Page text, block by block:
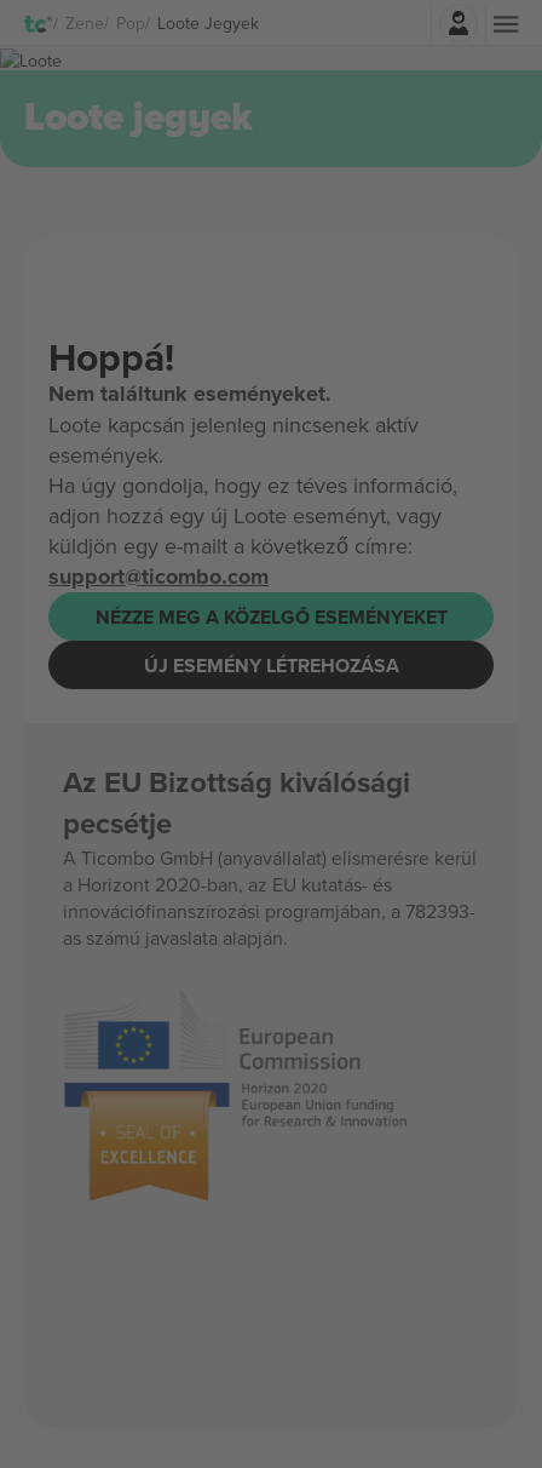
Zene Pop Loote Jegyek
Loote jegyek
Hoppá!
Nem találtunk eseményeket.
Loote kapcsán jelenleg nincsenek aktív
események.
Ha úgy gondolja, hogy ez téves információ,
adjon hozzá egy új Loote eseményt, vagy
küldjön egy e-mailt a következő címre:
support@ticombo.com
NÉZZE MEG A KÖZELGŐ ESEMÉNYEKET
ÚJ ESEMÉNY LÉTREHOZÁSA
Az EU Bizottság kiválósági
pecsétje
A Ticombo GmbH (anyavállalat) elismerésre kerül
a Horizont 2020-ban, az EU kutatás- és
innovációfinanszírozási programjában, a 782393-
as számú javaslata alapján.